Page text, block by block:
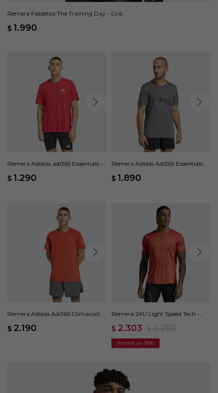
Remera Fabletics The Training Day - Gris
$ 1.990
Remera Adidias adi365 Essentials -
$ 1.290
Remera Adidas Adi365 Essentials
$ 1.890
Remera Adidas Adi365 Climacool -
$ 2.190
Remera 2XU Light Speed Tech -
$ 2.303 $ 3.290
30